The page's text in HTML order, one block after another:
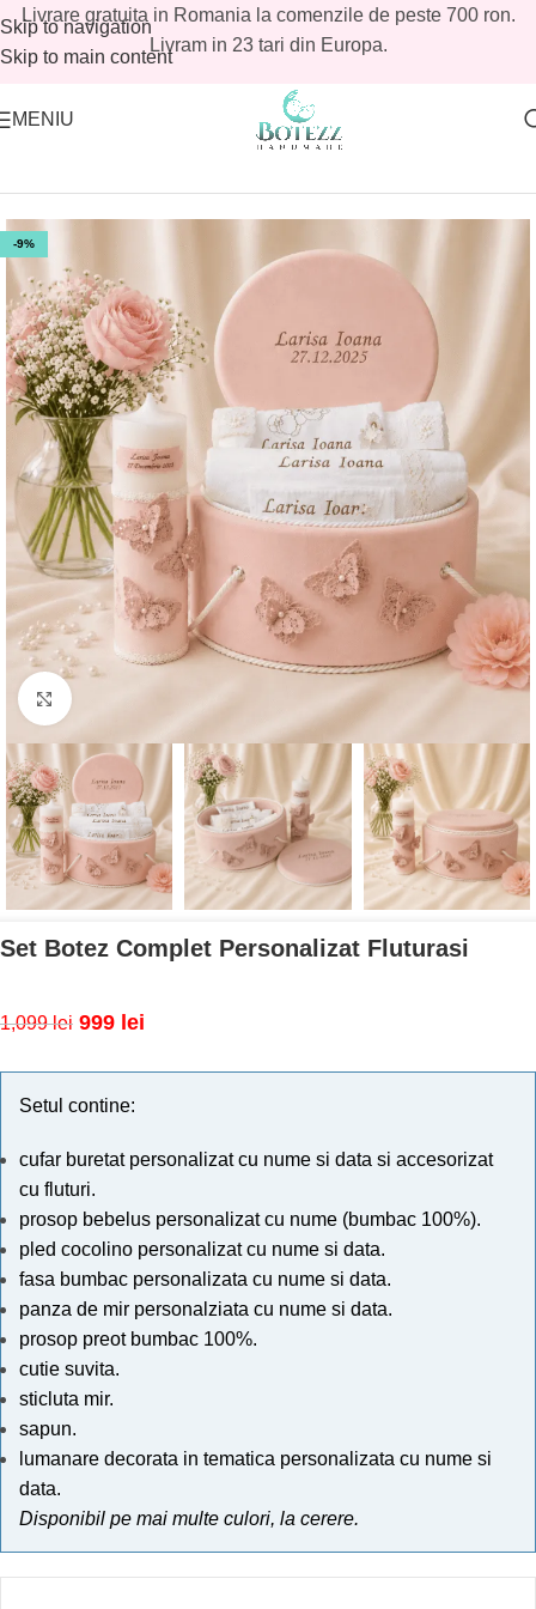
Skip to navigation
Skip to main content
Livrare gratuita in Romania la comenzile de peste 700 ron.
Livram in 23 tari din Europa.
MENIU
Reduceri botez/Reduceri botez fetite
-9%
Mărește imaginea
Set Botez Complet Personalizat Fluturasi
1,099lei 999 lei
Setul contine:
cufar buretat personalizat cu nume si data si accesorizat
cu fluturi.
prosop bebelus personalizat cu nume (bumbac 100%).
pled cocolino personalizat cu nume si data.
fasa bumbac personalizata cu nume si data.
panza de mir personalziata cu nume si data.
prosop preot bumbac 100%.
cutie suvita.
sticluta mir.
sapun.
lumanare decorata in tematica personalizata cu nume si
data.
Disponibil pe mai multe culori, la cerere.